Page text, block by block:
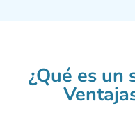
¿Qué es un